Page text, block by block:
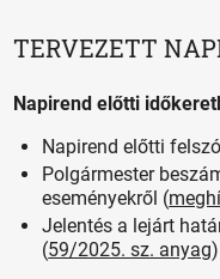
TERVEZETT
Napirend előtti
Napirend előtti
Polgármester
eseményekről (
Jelentés a lejárt
(59/2025. sz. anyag